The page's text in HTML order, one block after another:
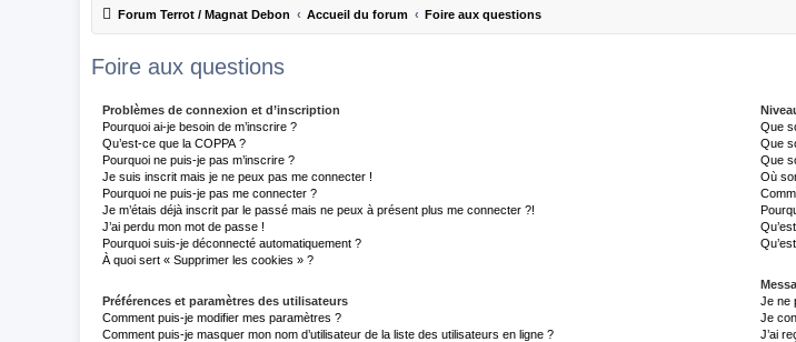
Forum Terrot / Magnat Debon Accueil du forum Foire aux questions
Foire aux questions
Problèmes de connexion et d’inscription
Pourquoi ai-je besoin de m’inscrire ?
Qu’est-ce que la COPPA ?
Pourquoi ne puis-je pas m’inscrire ?
Je suis inscrit mais je ne peux pas me connecter !
Pourquoi ne puis-je pas me connecter ?
Je m’étais déjà inscrit par le passé mais ne peux à présent plus me connecter ?!
J’ai perdu mon mot de passe !
Pourquoi suis-je déconnecté automatiquement ?
À quoi sert « Supprimer les cookies » ?
Préférences et paramètres des utilisateurs
Comment puis-je modifier mes paramètres ?
Comment puis-je masquer mon nom d’utilisateur de la liste des utilisateurs en ligne ?
Que
Que
Que
Où
Je ne
Je
J’ai